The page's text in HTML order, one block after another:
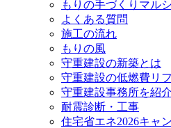
もりの手づくりマル
よくある質問
施工の流れ
もりの風
守重建設の新築とは
守重建設の低燃費リ
守重建設事務所を紹
耐震診断・工事
住宅省エネ2026キャ